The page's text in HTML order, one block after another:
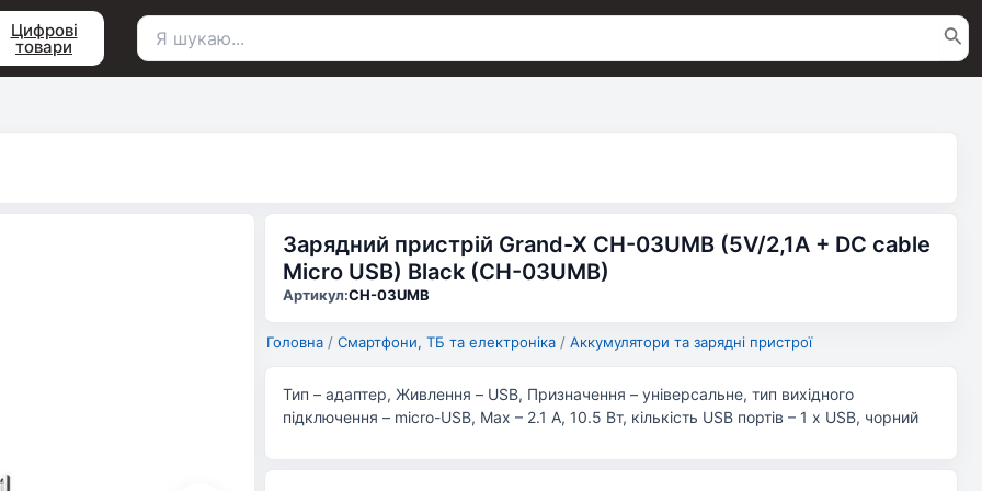
Цифрові
товари
Пошук
Зарядний пристрій Grand-X CH-03UMB (5V/2,1A + DC cable
Micro USB) Black (CH-03UMB)
Артикул:CH-03UMB
Головна / Смартфони, ТБ та електроніка / Аккумулятори та зарядні пристрої
Тип – адаптер, Живлення – USB, Призначення – універсальне, тип вихідного
підключення – micro-USB, Max – 2.1 А, 10.5 Вт, кількість USB портів – 1 x USB, чорний